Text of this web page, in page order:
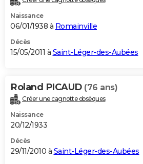
Naissance
06/01/1938 à Romainville
Décès
15/05/2011 à Saint-Léger-des-Aubées
Roland PICAUD (76 ans)
Créer une cagnotte obsèques
Naissance
20/12/1933
Décès
29/11/2010 à Saint-Léger-des-Aubées